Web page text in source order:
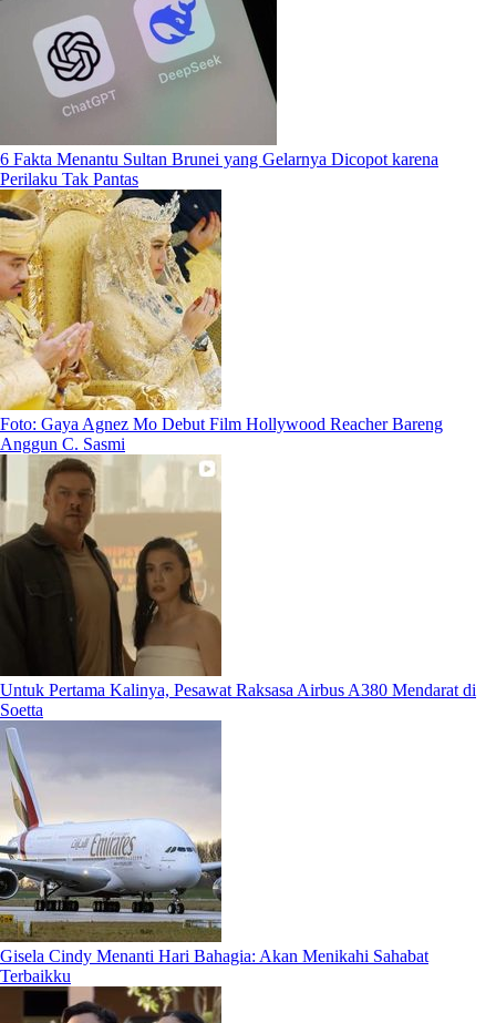
6 Fakta Menantu Sultan Brunei yang Gelarnya Dicopot karena
Perilaku Tak Pantas
Foto: Gaya Agnez Mo Debut Film Hollywood Reacher Bareng
Anggun C. Sasmi
Untuk Pertama Kalinya, Pesawat Raksasa Airbus A380 Mendarat di
Soetta
Gisela Cindy Menanti Hari Bahagia: Akan Menikahi Sahabat
Terbaikku